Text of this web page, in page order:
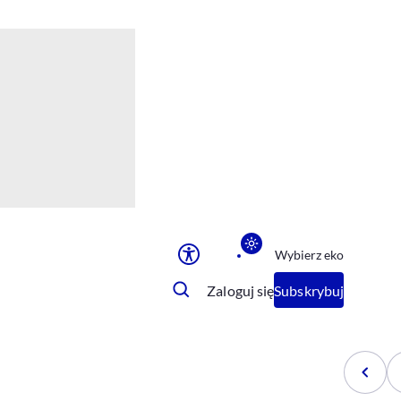
Wybierz eko
Zaloguj sięSubskrybuj